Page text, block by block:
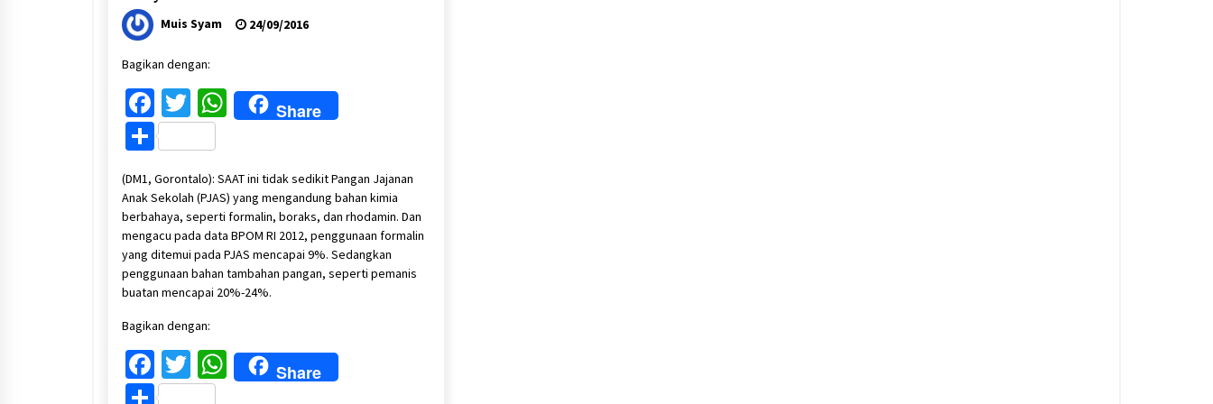
Muis Syam 24/09/2016
Bagikan dengan:
Facebook
Twitter
WhatsApp
Share
Share
(DM1, Gorontalo): SAAT ini tidak sedikit Pangan Jajanan
Anak Sekolah (PJAS) yang mengandung bahan kimia
berbahaya, seperti formalin, boraks, dan rhodamin. Dan
mengacu pada data BPOM RI 2012, penggunaan formalin
yang ditemui pada PJAS mencapai 9%. Sedangkan
penggunaan bahan tambahan pangan, seperti pemanis
buatan mencapai 20%-24%.
Bagikan dengan:
Facebook
Twitter
WhatsApp
Share